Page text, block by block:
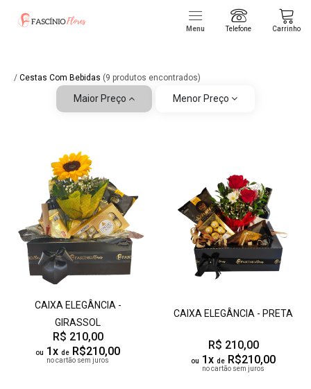
Menu Telefone Carrinho
/ Cestas Com Bebidas (9 produtos encontrados)
Maior Preço Menor Preço
CAIXA ELEGÂNCIA -
GIRASSOL
R$ 210,00
ou 1x de R$210,00
no cartão sem juros
CAIXA ELEGÂNCIA - PRETA
R$ 210,00
ou 1x de R$210,00
no cartão sem juros